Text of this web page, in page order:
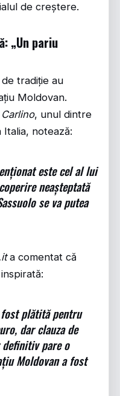
de creștere.
„Un pariu
tradiție au
Moldovan.
, unul dintre
notează:
este cel al lui
neașteptată
se va putea
a comentat că
plătită pentru
dar clauza de
pare o
Moldovan a fost